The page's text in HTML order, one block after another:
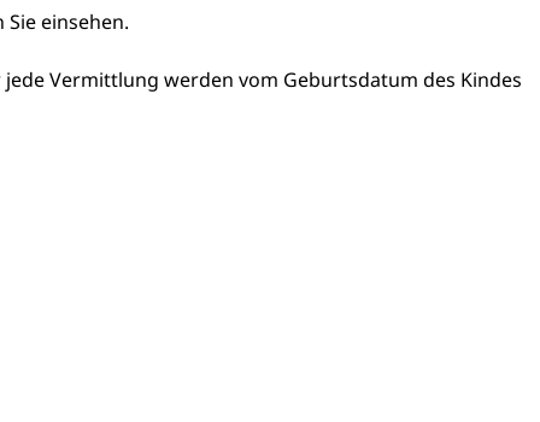
einsehen.
Vermittlung werden vom Geburtsdatum des Kindes